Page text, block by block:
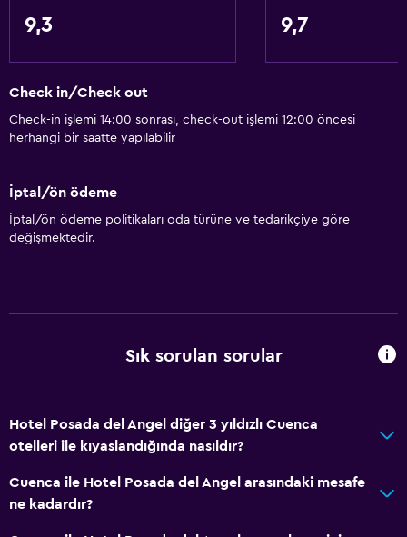
9,3 9,7
Check in/Check out
Check-in işlemi 14:00 sonrası, check-out işlemi 12:00 öncesi
herhangi bir saatte yapılabilir
İptal/ön ödeme
İptal/ön ödeme politikaları oda türüne ve tedarikçiye göre
değişmektedir.
Sık sorulan sorular
Hotel Posada del Angel diğer 3 yıldızlı Cuenca
otelleri ile kıyaslandığında nasıldır?
Cuenca ile Hotel Posada del Angel arasındaki mesafe
ne kadardır?